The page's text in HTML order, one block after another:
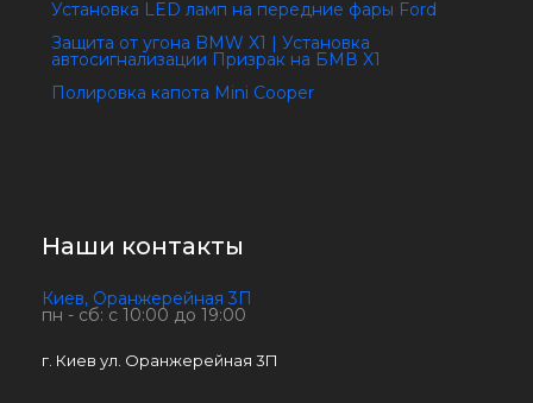
Установка LED ламп на передние фары Ford
Защита от угона BMW X1 | Установка
автосигнализации Призрак на БМВ X1
Полировка капота Mini Cooper
Наши контакты
Киев, Оранжерейная 3П
пн - сб: с 10:00 до 19:00
г. Киев ул. Оранжерейная 3П